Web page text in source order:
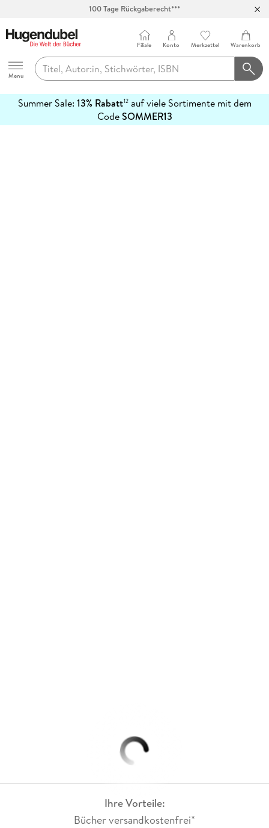
100 Tage Rückgaberecht***
Hugendubel
Menu
Filiale Konto Merkzettel Warenkorb
Summer Sale: 13% Rabatt12auf viele Sortimente mit dem
CodeSOMMER13
erfahren
Ihre Vorteile:
Bücher versandkostenfrei*